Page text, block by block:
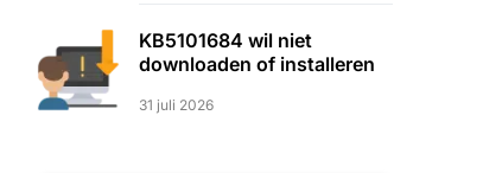
KB5101684 wil niet
downloaden of installeren
31 juli 2026